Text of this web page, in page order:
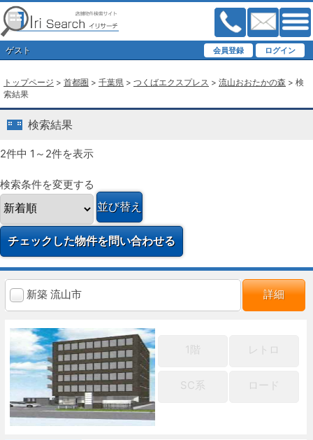
ゲスト
トップページ > 首都圏 > 千葉県 > つくばエクスプレス > 流山おおたかの森 > 検
索結果
検索結果
2件中 1～2件を表示
検索条件を変更する
新築 流山市 詳細
1階 レトロ
SC系 ロード